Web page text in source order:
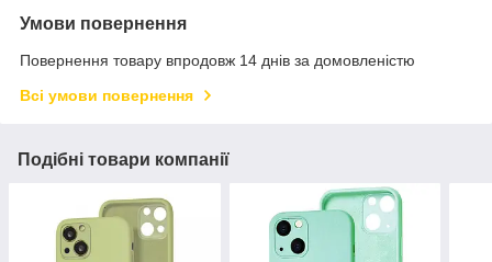
Умови повернення
Повернення товару впродовж 14 днів за домовленістю
Всі умови повернення
Подібні товари компанії